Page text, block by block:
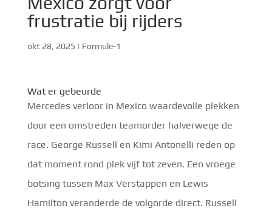
frustratie bij rijders
okt 28, 2025 | Formule-1
Wat er gebeurde
Mercedes verloor in Mexico waardevolle plekken
door een omstreden teamorder halverwege de
race. George Russell en Kimi Antonelli reden op
dat moment rond plek vijf tot zeven. Een vroege
botsing tussen Max Verstappen en Lewis
Hamilton veranderde de volgorde direct. Russell